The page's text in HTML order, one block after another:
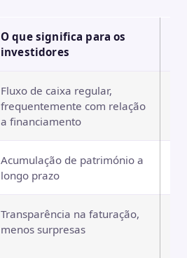
O que significa para os
investidores
Fluxo de caixa regular,
frequentemente com relação
a financiamento
Acumulação de património a
longo prazo
Transparência na faturação,
menos surpresas